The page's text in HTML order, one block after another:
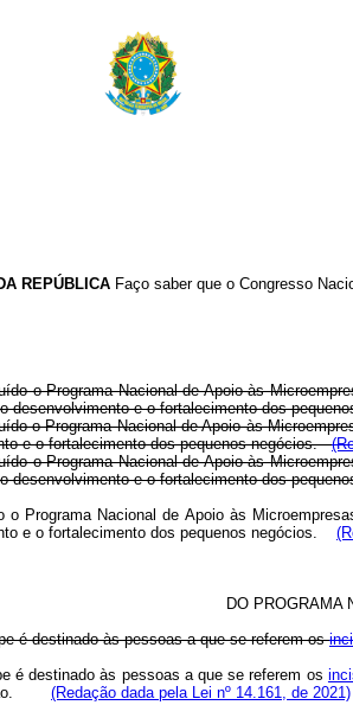
REPÚBLICA Faço saber que o Congresso
o Programa Nacional de Apoio às
desenvolvimento e o fortalecimento dos
o Programa Nacional de Apoio às
e o fortalecimento dos pequenos negócios.
o Programa Nacional de Apoio às
desenvolvimento e o fortalecimento dos
o Programa Nacional de Apoio às
e o fortalecimento dos pequenos negócios.
DO PROGRAMA
é destinado às pessoas a que se referem os
é destinado às pessoas a que se referem os
(Redação dada pela Lei nº 14.161, de 2021)